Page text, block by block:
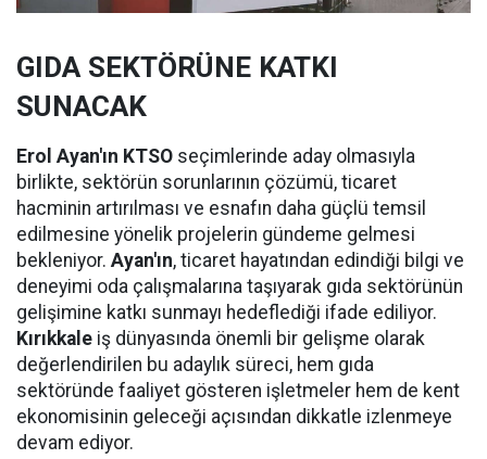
GIDA SEKTÖRÜNE KATKI
SUNACAK
Erol Ayan'ın KTSO seçimlerinde aday olmasıyla
birlikte, sektörün sorunlarının çözümü, ticaret
hacminin artırılması ve esnafın daha güçlü temsil
edilmesine yönelik projelerin gündeme gelmesi
bekleniyor. Ayan'ın, ticaret hayatından edindiği bilgi ve
deneyimi oda çalışmalarına taşıyarak gıda sektörünün
gelişimine katkı sunmayı hedeflediği ifade ediliyor.
Kırıkkale iş dünyasında önemli bir gelişme olarak
değerlendirilen bu adaylık süreci, hem gıda
sektöründe faaliyet gösteren işletmeler hem de kent
ekonomisinin geleceği açısından dikkatle izlenmeye
devam ediyor.